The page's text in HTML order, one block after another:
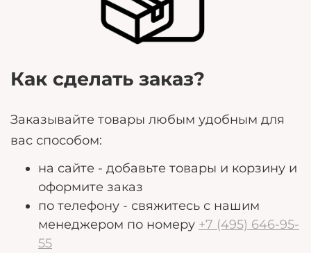
потребности.
Как сделать заказ?
Заказывайте товары любым удобным для
вас способом:
на сайте - добавьте товары и корзину и
оформите заказ
по телефону - свяжитесь с нашим
менеджером по номеру +7 (495) 646-95-
55